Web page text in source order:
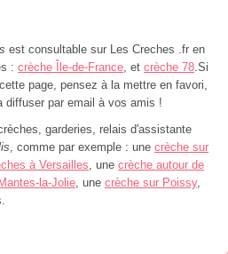
est consultable sur Les Creches .fr en
: crèche Île-de-France, et crèche 78.Si
page, pensez à la mettre en favori,
diffuser par email à vos amis !
garderies, relais d'assistante
, comme par exemple : une crèche sur
à Versailles, une crèche autour de
la-Jolie, une crèche sur Poissy,